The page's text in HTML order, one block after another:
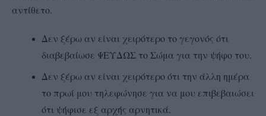
αντίθετο.
Δεν ξέρω αν είναι χειρότερο το γεγονός ότι
διαβεβαίωσε ΨΕΥΔΩΣ το Σώμα για την ψήφο του.
Δεν ξέρω αν είναι χειρότερο ότι την άλλη ημέρα
το πρωί μου τηλεφώνησε για να μου επιβεβαιώσει
ότι ψήφισε εξ αρχής αρνητικά.